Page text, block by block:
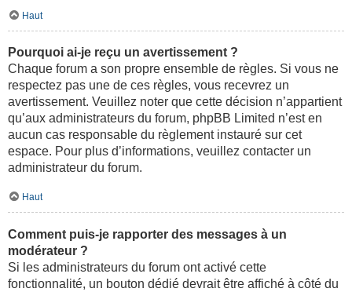
Haut
Pourquoi ai-je reçu un avertissement ?
Chaque forum a son propre ensemble de règles. Si vous ne
respectez pas une de ces règles, vous recevrez un
avertissement. Veuillez noter que cette décision n’appartient
qu’aux administrateurs du forum, phpBB Limited n’est en
aucun cas responsable du règlement instauré sur cet
espace. Pour plus d’informations, veuillez contacter un
administrateur du forum.
Haut
Comment puis-je rapporter des messages à un
modérateur ?
Si les administrateurs du forum ont activé cette
fonctionnalité, un bouton dédié devrait être affiché à côté du